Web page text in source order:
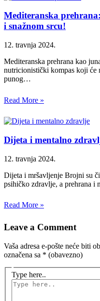
Mediteranska
i snažnom srcu!
12. travnja 2024.
Mediteranska prehrana kao
nutricionistički kompas koji će
punog…
Read More »
Dijeta i mentalno
12. travnja 2024.
Dijeta i mršavljenje Brojni su
psihičko zdravlje, a prehrana
Read More »
Leave a Comment
Vaša adresa e-pošte neće biti
označena sa * (obavezno)
Type here..